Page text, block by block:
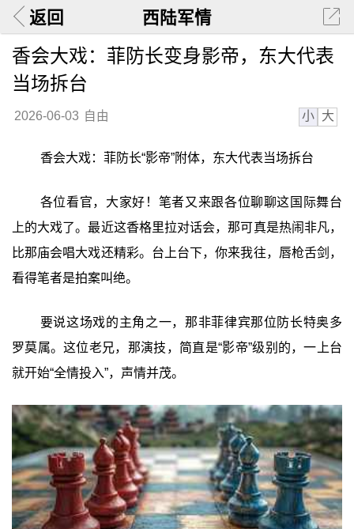
返回 西陆军情
香会大戏：菲防长变身影帝，东大代表
当场拆台
2026-06-03 自由 小 大
香会大戏：菲防长“影帝”附体，东大代表当场拆台
各位看官，大家好！笔者又来跟各位聊聊这国际舞台
上的大戏了。最近这香格里拉对话会，那可真是热闹非凡，
比那庙会唱大戏还精彩。台上台下，你来我往，唇枪舌剑，
看得笔者是拍案叫绝。
要说这场戏的主角之一，那非菲律宾那位防长特奥多
罗莫属。这位老兄，那演技，简直是“影帝”级别的，一上台
就开始“全情投入”，声情并茂。